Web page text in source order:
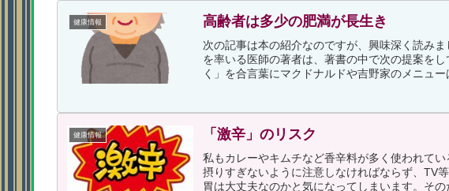
健康情報 高齢者は多少の肥満が長生き
次の記事は本の紹介なのですが、興味深く読み
を率いる医師の著者は、著書の中で次の提案を
く」を合言葉にマクドナルドや吉野家のメニュ
健康情報 「激辛」のリスク
私もカレーやキムチなど香辛料が多く使われて
摂りすぎないように注意しなければならず、TV
胃は大丈夫なのかと気になってしまいます。その